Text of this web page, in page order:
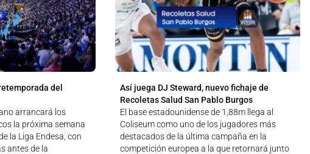
del
arrancará los
la próxima semana
la Liga Endesa, con
antes de la
Así juega DJ Steward, nuevo fichaje de
Recoletas Salud San Pablo Burgos
El base estadounidense de 1,88m llega al
Coliseum como uno de los jugadores más
destacados de la última campaña en la
competición europea a la que retornará junto